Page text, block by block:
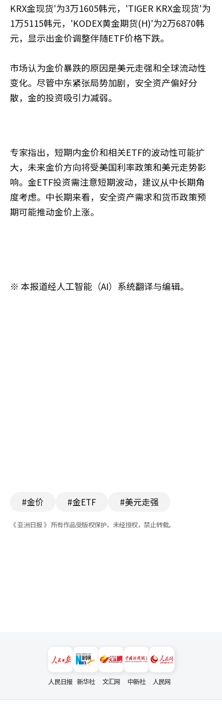
KRX金现货'为3万1605韩元，'TIGER KRX金现货'为
1万5115韩元，'KODEX黄金期货(H)'为2万6870韩
元，显示出金价调整伴随ETF价格下跌。
市场认为金价暴跌的原因是美元走强和全球流动性
变化。尽管中东紧张局势加剧，安全资产偏好分
散，金的投资吸引力减弱。
专家指出，短期内金价和相关ETF的波动性可能扩
大，未来金价方向将受美国利率政策和美元走势影
响。金ETF投资需注意短期波动，建议从中长期角
度考虑。中长期来看，安全资产需求和货币政策预
期可能推动金价上涨。
※ 本报道经人工智能（AI）系统翻译与编辑。
#金价 #金ETF #美元走强
《 亚洲日报 》 所有作品受版权保护，未经授权，禁止转载。
人民日报 新华社 文汇网 中新社 人民网